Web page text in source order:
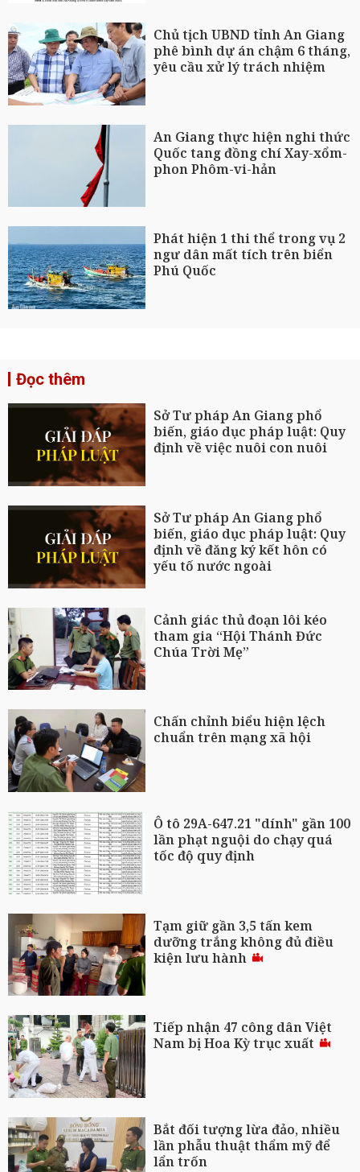
Chủ tịch UBND tỉnh An Giang
phê bình dự án chậm 6 tháng,
yêu cầu xử lý trách nhiệm
An Giang thực hiện nghi thức
Quốc tang đồng chí Xay-xổm-
phon Phôm-vi-hản
Phát hiện 1 thi thể trong vụ 2
ngư dân mất tích trên biển
Phú Quốc
Đọc thêm
Sở Tư pháp An Giang phổ
biến, giáo dục pháp luật: Quy
định về việc nuôi con nuôi
Sở Tư pháp An Giang phổ
biến, giáo dục pháp luật: Quy
định về đăng ký kết hôn có
yếu tố nước ngoài
Cảnh giác thủ đoạn lôi kéo
tham gia “Hội Thánh Đức
Chúa Trời Mẹ”
Chấn chỉnh biểu hiện lệch
chuẩn trên mạng xã hội
Ô tô 29A-647.21 "dính" gần 100
lần phạt nguội do chạy quá
tốc độ quy định
Tạm giữ gần 3,5 tấn kem
dưỡng trắng không đủ điều
kiện lưu hành
Tiếp nhận 47 công dân Việt
Nam bị Hoa Kỳ trục xuất
Bắt đối tượng lừa đảo, nhiều
lần phẫu thuật thẩm mỹ để
lẩn trốn